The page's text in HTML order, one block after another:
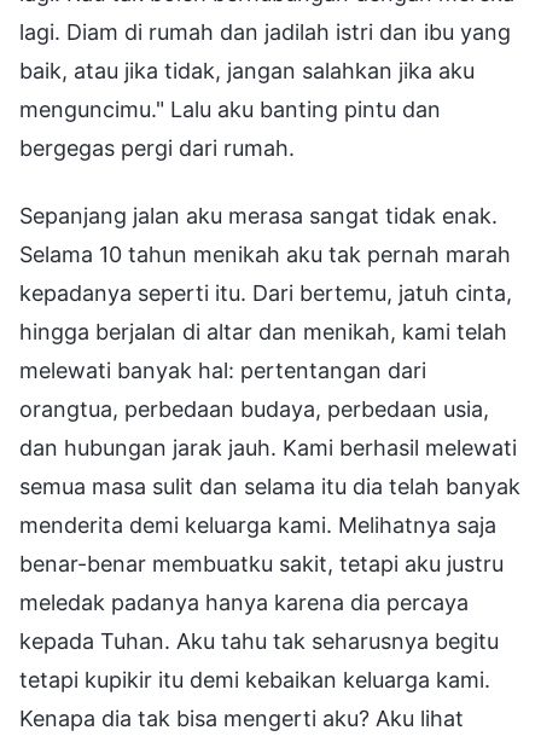
lagi. Diam di rumah dan jadilah istri dan ibu yang
baik, atau jika tidak, jangan salahkan jika aku
menguncimu." Lalu aku banting pintu dan
bergegas pergi dari rumah.
Sepanjang jalan aku merasa sangat tidak enak.
Selama 10 tahun menikah aku tak pernah marah
kepadanya seperti itu. Dari bertemu, jatuh cinta,
hingga berjalan di altar dan menikah, kami telah
melewati banyak hal: pertentangan dari
orangtua, perbedaan budaya, perbedaan usia,
dan hubungan jarak jauh. Kami berhasil melewati
semua masa sulit dan selama itu dia telah banyak
menderita demi keluarga kami. Melihatnya saja
benar-benar membuatku sakit, tetapi aku justru
meledak padanya hanya karena dia percaya
kepada Tuhan. Aku tahu tak seharusnya begitu
tetapi kupikir itu demi kebaikan keluarga kami.
Kenapa dia tak bisa mengerti aku? Aku lihat